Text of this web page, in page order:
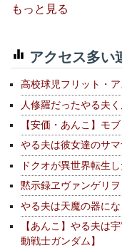
もっと見る
アクセス多い
高校球児フリット・
人修羅だったやる夫
【安価・あんこ】モ
やる夫は彼女達のサ
ドクオが異世界転生
黙示録ヱヴァンゲリヲ
やる夫は天魔の器に
【あんこ】やる夫は
動戦士ガンダム】